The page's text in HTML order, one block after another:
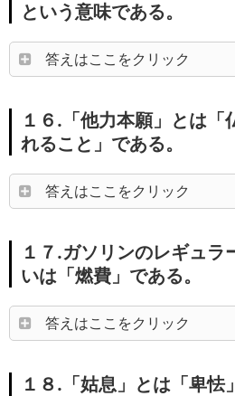
という意味である。
答えはここをクリック
１６.「他力本願」とは「
れること」である。
答えはここをクリック
１７.ガソリンのレギュラ
いは「燃費」である。
答えはここをクリック
１８.「姑息」とは「卑怯